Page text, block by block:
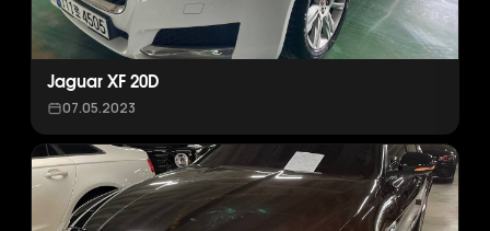
Jaguar XF 20D
07.05.2023